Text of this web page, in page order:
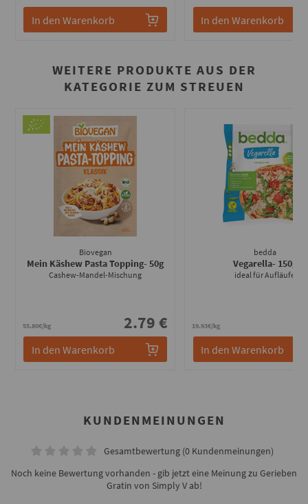
In den Warenkorb In den Warenkorb
WEITERE PRODUKTE AUS DER
KATEGORIE ZUM STREUEN
Biovegan
Mein Käshew Pasta Topping- 50g
Cashew-Mandel-Mischung
55.80€/kg 2.79 €
In den Warenkorb
bedda
Vegarella- 150g
ideal für Aufläufe
19.93€/kg
In den Warenkorb
KUNDENMEINUNGEN
Gesamtbewertung (0 Kundenmeinungen)
Noch keine Bewertung vorhanden - gib jetzt eine Meinung zu Gerieben
Gratin von Simply V ab!